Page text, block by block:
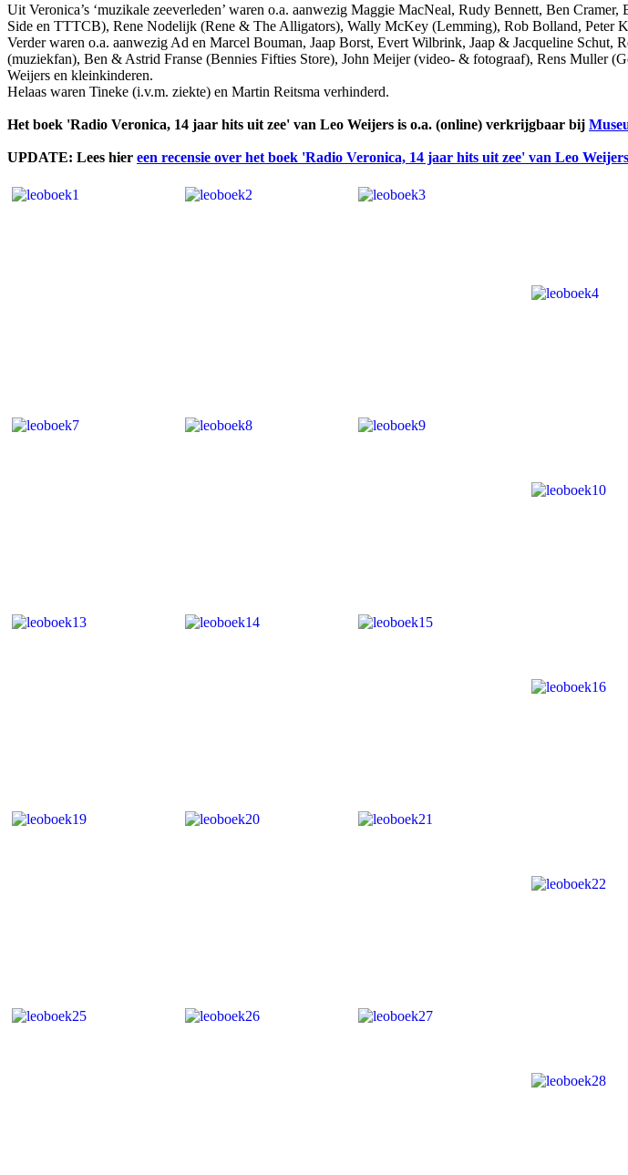
Uit Veronica’s ‘muzikale zeeverleden’ waren o.a. aanwezig Maggie MacNeal, Rudy Bennett, Ben
Side en TTTCB), Rene Nodelijk (Rene & The Alligators), Wally McKey (Lemming), Rob Bolland, Peter
Verder waren o.a. aanwezig Ad en Marcel Bouman, Jaap Borst, Evert Wilbrink, Jaap & Jacqueline
(muziekfan), Ben & Astrid Franse (Bennies Fifties Store), John Meijer (video- & fotograaf), Rens Muller
Weijers en kleinkinderen.
Helaas waren Tineke (i.v.m. ziekte) en Martin Reitsma verhinderd.
Het boek 'Radio Veronica, 14 jaar hits uit zee' van Leo Weijers is o.a. (online) verkrijgbaar bij
UPDATE: Lees hier een recensie over het boek 'Radio Veronica, 14 jaar hits uit zee' van Leo